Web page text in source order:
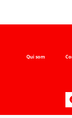
Qui som